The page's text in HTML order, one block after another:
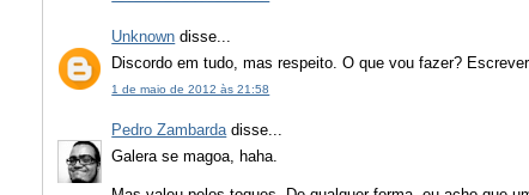
Unknown disse...
Discordo em tudo, mas respeito. O que vou fazer?
1 de maio de 2012 às 21:58
Pedro Zambardadisse...
Galera se magoa, haha.